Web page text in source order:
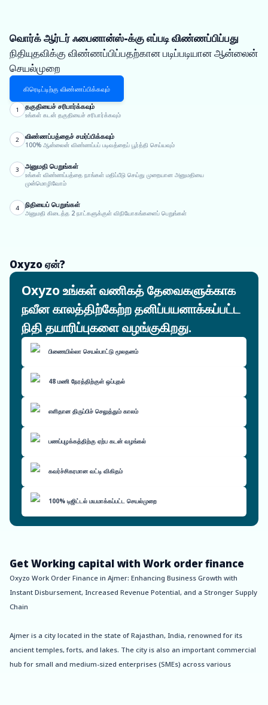
வொர்க் ஆர்டர் ஃபைனான்ஸ்-க்கு எப்படி விண்ணப்பிப்பது
நிதியுதவிக்கு விண்ணப்பிப்பதற்கான படிப்படியான ஆன்லைன்
செயல்முறை
கிரெடிட்டிற்கு விண்ணப்பிக்கவும்
1 தகுதியைச் சரிபார்க்கவும்
உங்கள் கடன் தகுதியைச் சரிபார்க்கவும்
2 விண்ணப்பத்தைச் சமர்ப்பிக்கவும்
100% ஆன்லைன் விண்ணப்பப் படிவத்தைப் பூர்த்தி செய்யவும்
3 அனுமதி பெறுங்கள்
உங்கள் விண்ணப்பத்தை நாங்கள் மதிப்பீடு செய்து முறையான அனுமதியை
முன்மொழிவோம்
4 நிதியைப் பெறுங்கள்
அனுமதி கிடைத்த 2 நாட்களுக்குள் விநியோகங்களைப் பெறுங்கள்
Oxyzo ஏன்?
Oxyzo உங்கள் வணிகத் தேவைகளுக்காக
நவீன காலத்திற்கேற்ற தனிப்பயனாக்கப்பட்ட
நிதி தயாரிப்புகளை வழங்குகிறது.
பிணையில்லா செயல்பாட்டு மூலதனம்
48 மணி நேரத்திற்குள் ஒப்புதல்
எளிதான திருப்பிச் செலுத்தும் காலம்
பணப்புழக்கத்திற்கு ஏற்ப கடன் வழங்கல்
கவர்ச்சிகரமான வட்டி விகிதம்
100% டிஜிட்டல் மயமாக்கப்பட்ட செயல்முறை
Get Working capital with Work order finance
Oxyzo Work Order Finance in Ajmer: Enhancing Business Growth with
Instant Disbursement, Increased Revenue Potential, and a Stronger Supply
Chain
Ajmer is a city located in the state of Rajasthan, India, renowned for its
ancient temples, forts, and lakes. The city is also an important commercial
hub for small and medium-sized enterprises (SMEs) across various